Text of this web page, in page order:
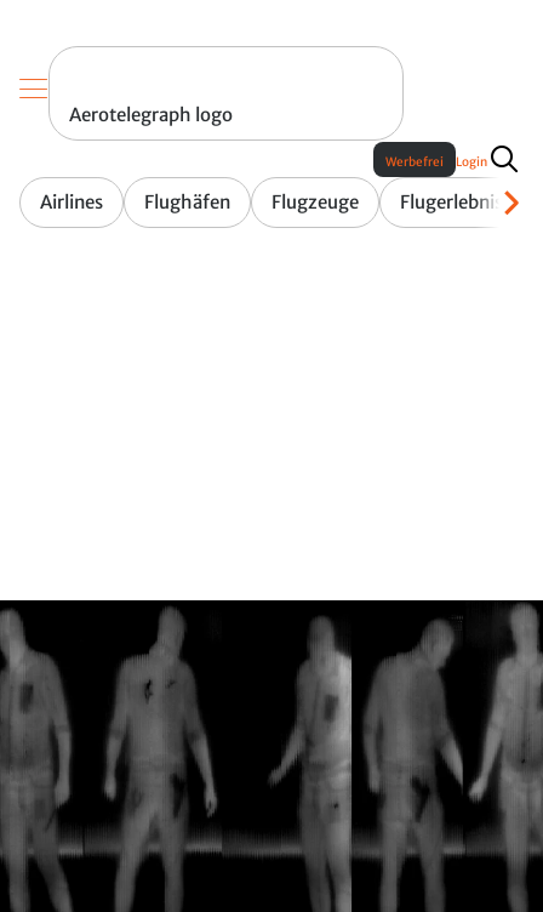
Aerotelegraph logo
Airlines Flughäfen Flugzeuge Flugerlebnis
Werbefrei Login